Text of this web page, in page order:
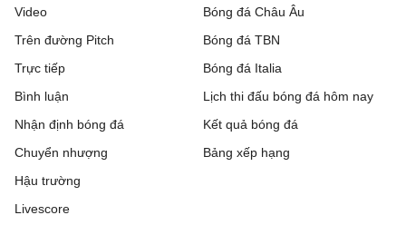
Video
Trên đường Pitch
Trực tiếp
Bóng đá Châu Âu
Bóng đá TBN
Bóng đá Italia
Bình luận
Nhận định bóng đá
Chuyển nhượng
Hậu trường
Livescore
Lịch thi đấu bóng đá hôm nay
Kết quả bóng đá
Bảng xếp hạng